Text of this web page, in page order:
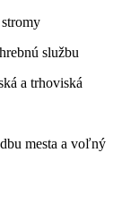
službu
a trhoviská
mesta a voľný